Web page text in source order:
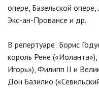
опере, Базельской
Экс-ан-Провансе и др.
В репертуаре: Борис
король Рене («Иоланта»),
Игорь»), Филипп II и
Дон Базилио